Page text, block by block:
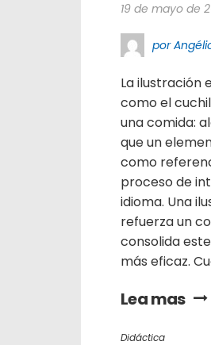
19 de mayo de
por
La ilustración
como el
una comida:
que un
como
proceso de
idioma. Una
refuerza un
consolida
más eficaz.
Lea mas
Didáctica